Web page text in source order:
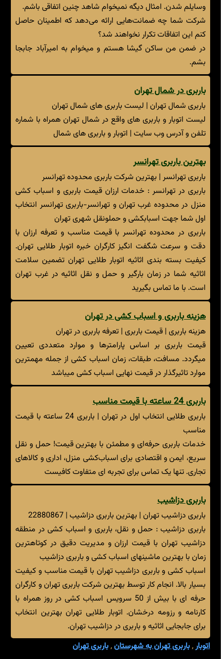
وسایلم شدن. امثال دیگه نمیخوام شاهد چنین اتفاقی باشم.
شرکت شما چه ضمانت‌هایی ارائه می‌دهد که اطمینان حاصل
کنم این اتفاقات تکرار نخواهند شد؟
در ضمن من ساکن گیشا هستم و میخوام به امیرآباد جابجا
بشم.
باربری در شمال تهران
باربری شمال تهران | لیست باربری های شمال تهران
لیست اتوبار و باربری های واقع در شمال تهران همراه با شماره
تلفن و آدرس وب سایت | اتوبار و باربری های شمال
بهترین باربری تهرانسر
باربری تهرانسر | بهترین شرکت باربری محدوده تهرانسر
باربری در تهرانسر : خدمات ارزان قیمت باربری و اسباب کشی
منزل در محدوده غرب تهران و تهرانسر-باربری تهران‎سر انتخاب
اول شما جهت اسباب‎کشی و حمل‎و‎نقل شهری تهران
باربری در محدوده تهرانسر با قیمت مناسب و تعرفه ارزان با
دقت و سرعت شگفت انگیز کارگران خبره اتوبار طلایی تهران.
کیفیت بسته بندی اثاثیه اتوبار طلایی تهران تضمین سلامت
اثاثیه شما در زمان بارگیر و حمل و نقل اثاثیه در غرب تهران
است. با ما تماس بگیرید
هزینه باربری و اسباب کشی در تهران
هزینه باربری | قیمت باربری | تعرفه باربری در تهران
قیمت باربری بر اساس پارامترها و موارد متعددی تعیین
میگردد. مسافت، طبقات، زمان اسباب کشی از جمله مهمترین
موارد تاثیرگذار در قیمت نهایی اسباب کشی میباشد
باربری 24 ساعته با قیمت مناسب
باربری طلایی انتخاب اول در تهران | باربری 24 ساعته با قیمت
مناسب
خدمات باربری حرفه‌ای و مطمئن با بهترین قیمت! حمل و نقل
سریع، ایمن و اقتصادی برای اسباب‌کشی منزل، اداری و کالاهای
تجاری. تنها یک تماس برای تجربه ای متفاوت کافیست
باربری دزاشیب
باربری دزاشیب تهران | بهترین باربری دزاشیب | 22880867
باربری دزاشیب : حمل و نقل، باربری و اسباب کشی در منطقه
دزاشیب تهران با قیمت ارزان و مدیریت دقیق در کوتاهترین
زمان با بهترین ماشینهای اسباب کشی و باربری دزاشیب
اسباب کشی و باربری دزاشیب تهران با قیمت مناسب و کیفیت
بسیار بالا. انجام کار توسط بهترین شرکت باربری تهران و کارگران
حرفه ای با بیش از 50 سرویس اسباب کشی در روز همراه با
کارنامه و رزومه درخشان. اتوبار طلایی تهران بهترین انتخاب
برای جابجایی اثاثیه و باربری در دزاشیب تهران.
اتوبار,باربری تهران به شهرستان,باربری تهران